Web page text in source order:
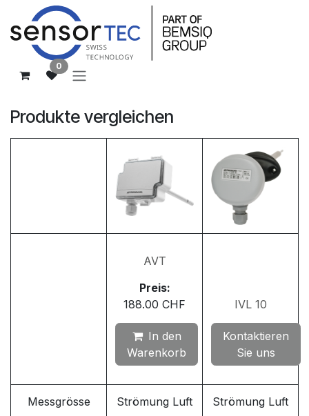
Zum Inhalt springen
0
Produkte vergleichen
AVT
Preis:
188.00 CHF
In den
Warenkorb
IVL 10
Kontaktieren
Sie uns
Messgrösse Strömung Luft Strömung Luft